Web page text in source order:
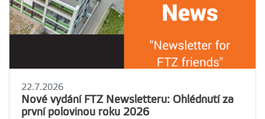
22.7.2026
Nové vydání FTZ Newsletteru: Ohlédnutí za
první polovinou roku 2026